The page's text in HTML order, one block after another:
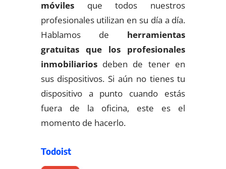
móvilesque todos nuestros
profesionales utilizan en su día a día.
Hablamos de herramientas
gratuitas que los profesionales
inmobiliariosdeben de tener en
sus dispositivos. Si aún no tienes tu
dispositivo a punto cuando estás
fuera de la oficina, este es el
momento de hacerlo.
Todoist